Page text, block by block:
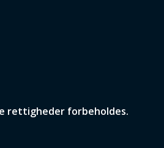
rettigheder forbeholdes.